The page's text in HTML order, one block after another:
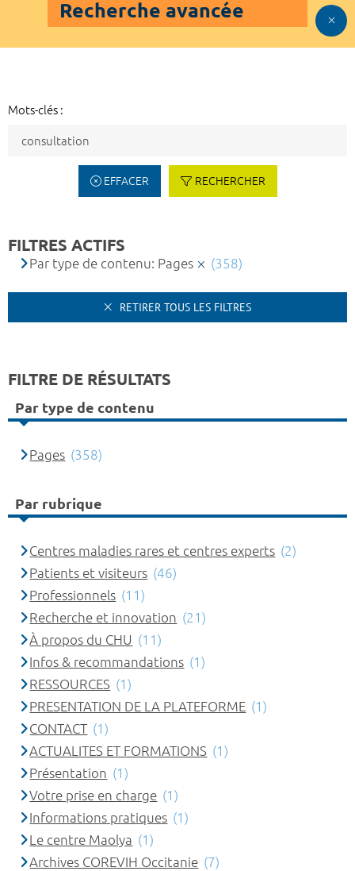
Recherche avancée
Mots-clés :
EFFACER RECHERCHER
FILTRES ACTIFS
Par type de contenu: Pages (358)
RETIRER TOUS LES FILTRES
FILTRE DE RÉSULTATS
Par type de contenu
Pages (358)
Par rubrique
Centres maladies rares et centres experts (2)
Patients et visiteurs (46)
Professionnels (11)
Recherche et innovation (21)
À propos du CHU (11)
Infos & recommandations (1)
RESSOURCES (1)
PRESENTATION DE LA PLATEFORME (1)
CONTACT (1)
ACTUALITES ET FORMATIONS (1)
Présentation (1)
Votre prise en charge (1)
Informations pratiques (1)
Le centre Maolya (1)
Archives COREVIH Occitanie (7)